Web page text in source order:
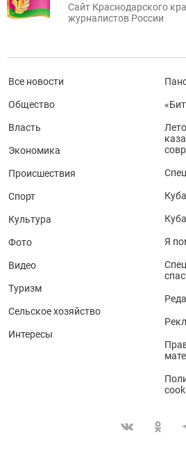
Сайт Краснодарского
журналистов России
Все новости
Общество
Власть
Экономика
Происшествия
Спорт
Культура
Фото
Видео
Туризм
Сельское хозяйство
Интересы
Я